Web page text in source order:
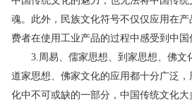
魂。此外，民族文化符号不仅仅应用在
费者在使用工业产品的过程中感受到中
3.周易、儒家思想、到家思想、佛文
道家思想、佛家文化的应用都十分广泛
化中不可或缺的一部分，中国传统文化